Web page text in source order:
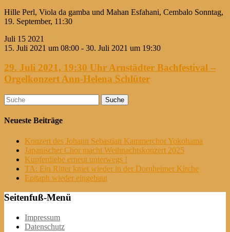
Hille Perl, Viola da gamba und Mahan Esfahani, Cembalo Sonntag,
19. September, 11:30
Juli 15 2021
15. Juli 2021 um 08:00 - 30. Juli 2021 um 19:30
29. Juli 2021, 19:30 Uhr Arnstädter Bachfestival –
Orgelkonzert Ann-Helena Schlüter
Suche
nach:
Neueste Beiträge
Konzert des Johann Sebastian Kammerchor Yokohama
Japanischer Chor macht Weihnachtskonzert 2025
Kupferdiebe erneut unterwegs !
TA: Ein Ritter kniet wieder in der Dornheimer Kirche
Epitaph wieder eingebaut
Seitenfuß-Menü
Weiter
zum
Impressum
Datenschutz